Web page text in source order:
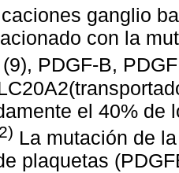
ganglio
con la
PDGF-B,
el 40% de
La mutación de
plaquetas